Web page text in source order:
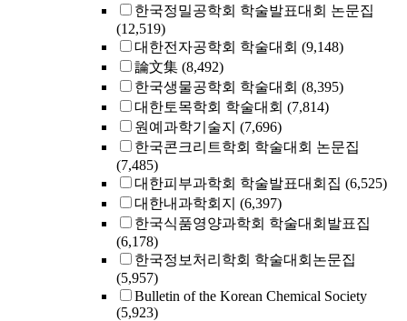
한국정밀공학회 학술발표대회 논문집
(12,519)
대한전자공학회 학술대회 (9,148)
論文集 (8,492)
한국생물공학회 학술대회 (8,395)
대한토목학회 학술대회 (7,814)
원예과학기술지 (7,696)
한국콘크리트학회 학술대회 논문집
(7,485)
대한피부과학회 학술발표대회집 (6,525)
대한내과학회지 (6,397)
한국식품영양과학회 학술대회발표집
(6,178)
한국정보처리학회 학술대회논문집
(5,957)
Bulletin of the Korean Chemical Society
(5,923)